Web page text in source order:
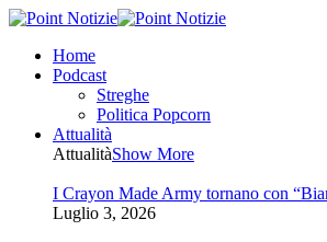
Home
Podcast
Streghe
Politica Popcorn
Attualità
AttualitàShow More
I Crayon Made Army tornano con
Luglio 3, 2026